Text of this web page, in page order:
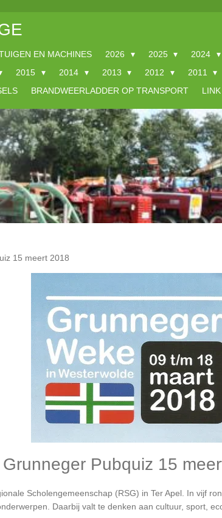
EN MACHINES 2026 2025 2024
2015
2014 2013 2012 2011
BRANDWEERLADDER OP TRANSPORT LINK
15 meert 2018
Grunneger Pubquiz 15
Scholengemeenschap (RSG) in Ter Apel. In vijf
Daarbij valt te denken aan cultuur, sport,